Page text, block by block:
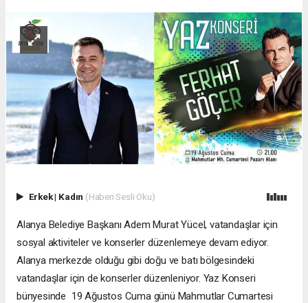
Erkek| Kadın (Haberi Sesli Oku)
Alanya Belediye Başkanı Adem Murat Yücel, vatandaşlar için
sosyal aktiviteler ve konserler düzenlemeye devam ediyor.
Alanya merkezde olduğu gibi doğu ve batı bölgesindeki
vatandaşlar için de konserler düzenleniyor. Yaz Konseri
bünyesinde 19 Ağustos Cuma günü Mahmutlar Cumartesi